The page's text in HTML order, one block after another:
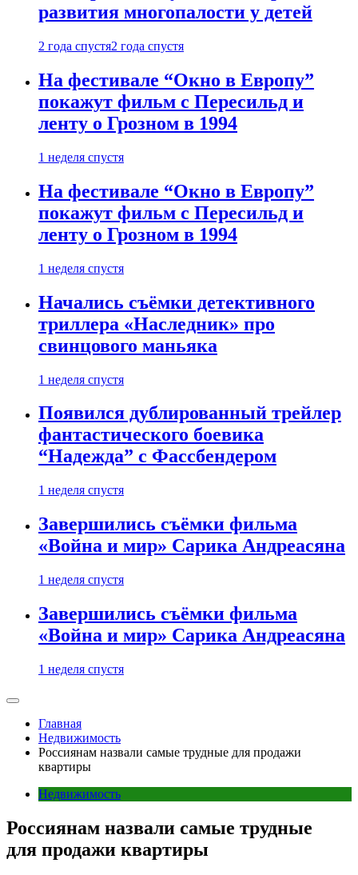
развития многопалости у детей
2 года спустя2 года спустя
На фестивале “Окно в Европу”
покажут фильм с Пересильд и
ленту о Грозном в 1994
1 неделя спустя
На фестивале “Окно в Европу”
покажут фильм с Пересильд и
ленту о Грозном в 1994
1 неделя спустя
Начались съёмки детективного
триллера «Наследник» про
свинцового маньяка
1 неделя спустя
Появился дублированный трейлер
фантастического боевика
“Надежда” с Фассбендером
1 неделя спустя
Завершились съёмки фильма
«Война и мир» Сарика Андреасяна
1 неделя спустя
Завершились съёмки фильма
«Война и мир» Сарика Андреасяна
1 неделя спустя
Главная
Недвижимость
Россиянам назвали самые трудные для продажи
квартиры
Недвижимость
Россиянам назвали самые трудные
для продажи квартиры